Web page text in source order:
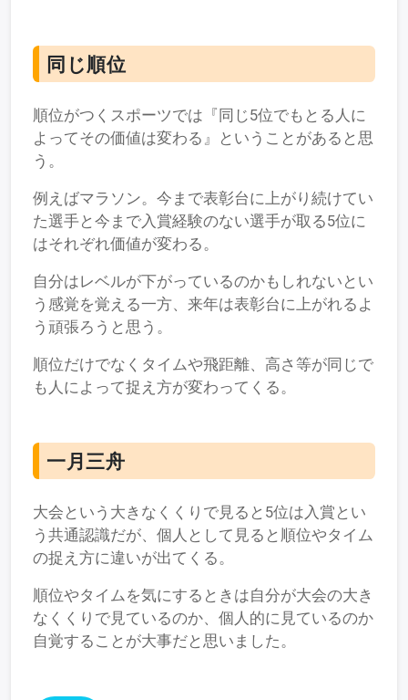
同じ順位
順位がつくスポーツでは『同じ5位でもとる人に
よってその価値は変わる』ということがあると思
う。
例えばマラソン。今まで表彰台に上がり続けてい
た選手と今まで入賞経験のない選手が取る5位に
はそれぞれ価値が変わる。
自分はレベルが下がっているのかもしれないとい
う感覚を覚える一方、来年は表彰台に上がれるよ
う頑張ろうと思う。
順位だけでなくタイムや飛距離、高さ等が同じで
も人によって捉え方が変わってくる。
一月三舟
大会という大きなくくりで見ると5位は入賞とい
う共通認識だが、個人として見ると順位やタイム
の捉え方に違いが出てくる。
順位やタイムを気にするときは自分が大会の大き
なくくりで見ているのか、個人的に見ているのか
自覚することが大事だと思いました。